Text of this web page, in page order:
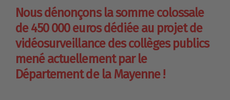
Nous dénonçons la somme colossale
de 450 000 euros dédiée au projet de
vidéosurveillance des collèges publics
mené actuellement par le
Département de la Mayenne !